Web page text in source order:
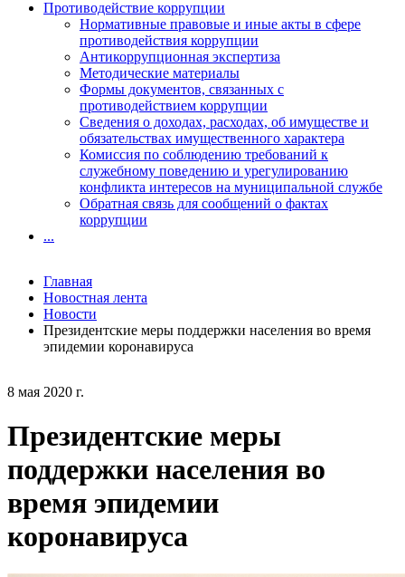
8 мая 2020 г.
Президентские меры
поддержки населения во
время эпидемии
коронавируса
Противодействие коррупции
Нормативные правовые и иные акты в сфере
противодействия коррупции
Антикоррупционная экспертиза
Методические материалы
Формы документов, связанных с
противодействием коррупции
Сведения о доходах, расходах, об имуществе и
обязательствах имущественного характера
Комиссия по соблюдению требований к
служебному поведению и урегулированию
конфликта интересов на муниципальной службе
Обратная связь для сообщений о фактах
коррупции
...
Главная
Новостная лента
Новости
Президентские меры поддержки населения во время
эпидемии коронавируса